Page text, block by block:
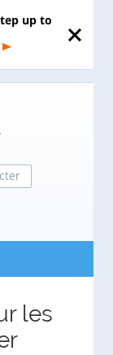
up to
les